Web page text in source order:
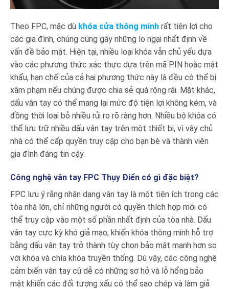
Theo FPC, mặc dù khóa cửa thông minh rất tiện lợi cho
các gia đình, chúng cũng gây những lo ngại nhất định về
vấn đề bảo mật. Hiện tại, nhiều loại khóa vẫn chủ yếu dựa
vào các phương thức xác thực dựa trên mã PIN hoặc mật
khẩu, hạn chế của cả hai phương thức này là đều có thể bị
xâm phạm nếu chúng được chia sẻ quá rộng rãi. Mặt khác,
dấu vân tay có thể mang lại mức độ tiện lợi không kém, và
đồng thời loại bỏ nhiều rủi ro rõ ràng hơn. Nhiều bộ khóa có
thể lưu trữ nhiều dấu vân tay trên một thiết bị, vì vậy chủ
nhà có thể cấp quyền truy cập cho bạn bè và thành viên
gia đình đáng tin cậy.
Công nghệ vân tay FPC Thụy Điển có gì đặc biệt?
FPC lưu ý rằng nhận dạng vân tay là một tiện ích trong các
tòa nhà lớn, chỉ những người có quyền thích hợp mới có
thể truy cập vào một số phần nhất định của tòa nhà. Dấu
vân tay cực kỳ khó giả mạo, khiến khóa thông minh hỗ trợ
bằng dấu vân tay trở thành tùy chọn bảo mật mạnh hơn so
với khóa và chìa khóa truyền thống. Dù vậy, các công nghệ
cảm biến vân tay cũ dễ có những sơ hở và lỗ hổng bảo
mật khiến các đối tượng xấu có thể sao chép và làm giả